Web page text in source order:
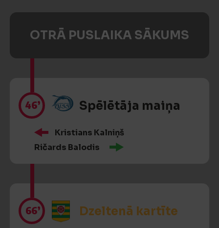
OTRĀ PUSLAIKA SĀKUMS
46’ Spēlētāja maiņa
Kristians Kalniņš
Ričards Balodis
66’ Dzeltenā kartīte